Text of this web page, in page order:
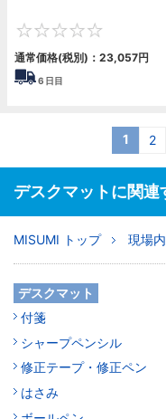
通常価格(税別)： 23,057円
6 日目
1 2
デスクマットに関連
MISUMI トップ 現場
デスクマット
付箋
シャープペンシル
修正テープ・修正ペン
はさみ